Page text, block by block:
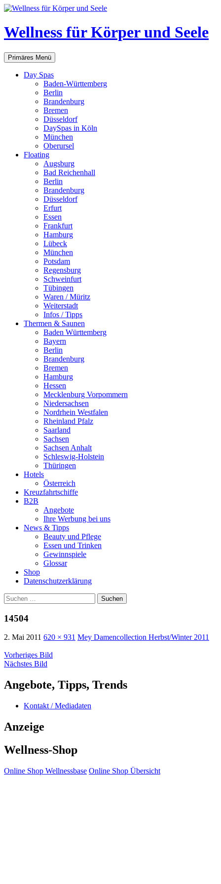
Zum
springen
Wellness für Körper und Seele
Suchen
Primäres Menü
Day Spas
Baden-Württemberg
Berlin
Brandenburg
Bremen
Düsseldorf
DaySpas in Köln
München
Oberursel
Floating
Augsburg
Bad Reichenhall
Berlin
Brandenburg
Düsseldorf
Erfurt
Essen
Frankfurt
Hamburg
Lübeck
München
Potsdam
Regensburg
Schweinfurt
Tübingen
Waren / Müritz
Weiterstadt
Infos / Tipps
Thermen & Saunen
Baden Württemberg
Bayern
Berlin
Brandenburg
Bremen
Hamburg
Hessen
Mecklenburg Vorpommern
Niedersachsen
Nordrhein Westfalen
Rheinland Pfalz
Saarland
Sachsen
Sachsen Anhalt
Schleswig-Holstein
Thüringen
Hotels
Österreich
Kreuzfahrtschiffe
B2B
Angebote
Ihre Werbung bei uns
News & Tipps
Beauty und Pflege
Essen und Trinken
Gewinnspiele
Glossar
Shop
Datenschutzerklärung
Suchen
nach:
14504
2. Mai 2011 620 × 931 Mey Damencollection Herbst/Winter 2011
Vorheriges Bild
Nächstes Bild
Angebote, Tipps, Trends
Kontakt / Mediadaten
Anzeige
Wellness-Shop
Online Shop Wellnessbase Online Shop Übersicht